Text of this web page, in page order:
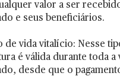
valor a ser
e seus beneficiários.
de vida vitalício: Nesse
é válida durante toda a
desde que o